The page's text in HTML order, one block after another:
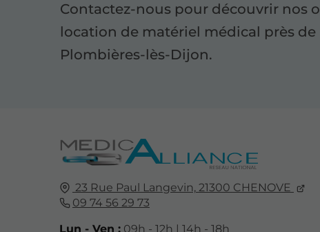
Contactez-nous pour découvrir nos
location de matériel médical près de
Plombières-lès-Dijon.
23 Rue Paul Langevin, 21300 CHENOVE
09 74 56 29 73
Lun - Ven :09h - 12h | 14h - 18h